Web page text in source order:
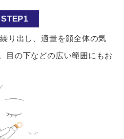
STEP1
り出し、適量を顔全体の気
目の下などの広い範囲にもお